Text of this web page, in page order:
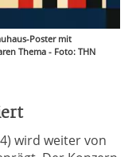
Poster mit
Thema - Foto: THN
wird weiter von